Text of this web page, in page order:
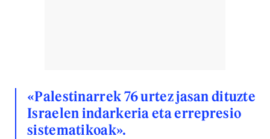
«Palestinarrek 76 urtez jasan dituzte
Israelen indarkeria eta errepresio
sistematikoak».